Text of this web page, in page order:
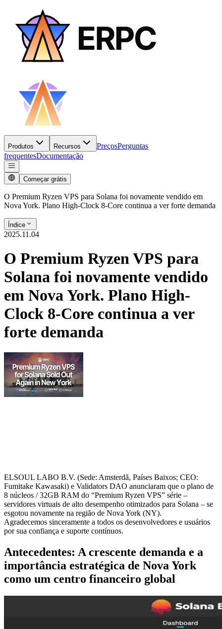
Produtos Recursos PreçosPerguntas
frequentesDocumentação
Começar grátis
O Premium Ryzen VPS para Solana foi novamente vendido em
Nova York. Plano High-Clock 8-Core continua a ver forte demanda
Índice
2025.11.04
O Premium Ryzen VPS para
Solana foi novamente vendido
em Nova York. Plano High-
Clock 8-Core continua a ver
forte demanda
ELSOUL LABO B.V. (Sede: Amsterdã, Países Baixos; CEO:
Fumitake Kawasaki) e Validators DAO anunciaram que o plano de
8 núcleos / 32GB RAM do “Premium Ryzen VPS” série –
servidores virtuais de alto desempenho otimizados para Solana – se
esgotou novamente na região de Nova York (NY).
Agradecemos sinceramente a todos os desenvolvedores e usuários
por sua confiança e suporte contínuos.
Antecedentes: A crescente demanda e a
importância estratégica de Nova York
como um centro financeiro global